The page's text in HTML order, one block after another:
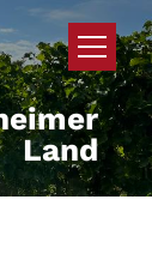
Land